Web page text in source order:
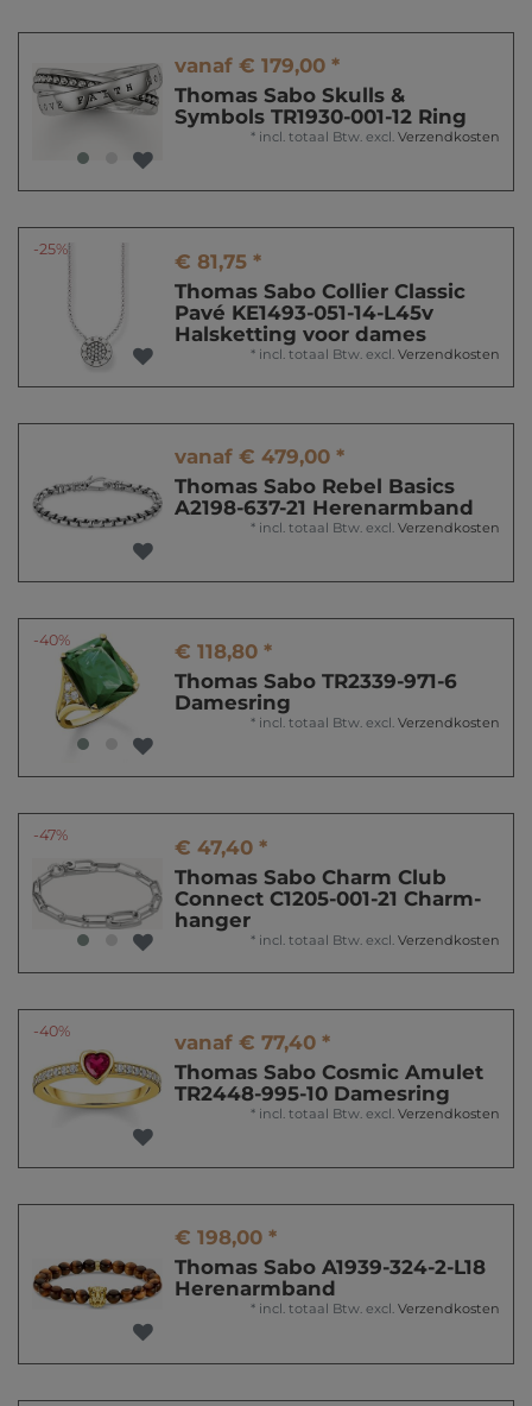
vanaf € 179,00 *
Thomas Sabo Skulls &
Symbols TR1930-001-12 Ring
* incl. totaal Btw. excl. Verzendkosten
-25%
€ 81,75 *
Thomas Sabo Collier Classic
Pavé KE1493-051-14-L45v
Halsketting voor dames
* incl. totaal Btw. excl. Verzendkosten
vanaf € 479,00 *
Thomas Sabo Rebel Basics
A2198-637-21 Herenarmband
* incl. totaal Btw. excl. Verzendkosten
-40%
€ 118,80 *
Thomas Sabo TR2339-971-6
Damesring
* incl. totaal Btw. excl. Verzendkosten
-47%
€ 47,40 *
Thomas Sabo Charm Club
Connect C1205-001-21 Charm-
hanger
* incl. totaal Btw. excl. Verzendkosten
-40%
vanaf € 77,40 *
Thomas Sabo Cosmic Amulet
TR2448-995-10 Damesring
* incl. totaal Btw. excl. Verzendkosten
€ 198,00 *
Thomas Sabo A1939-324-2-L18
Herenarmband
* incl. totaal Btw. excl. Verzendkosten